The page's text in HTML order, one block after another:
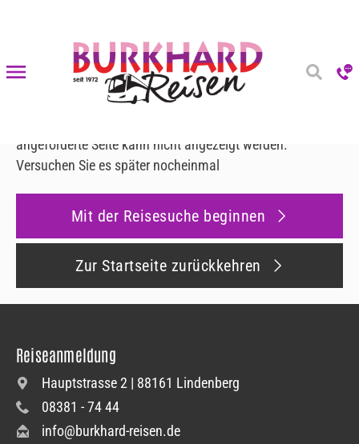
Fehler 500
Es ist ein Fehler aufgetreten
angeforderte Seite kann nicht angezeigt werden.
Versuchen Sie es später nocheinmal
Mit der Reisesuche beginnen
Zur Startseite zurückkehren
Reiseanmeldung
Hauptstrasse 2 | 88161 Lindenberg
08381 - 74 44
info@burkhard-reisen.de